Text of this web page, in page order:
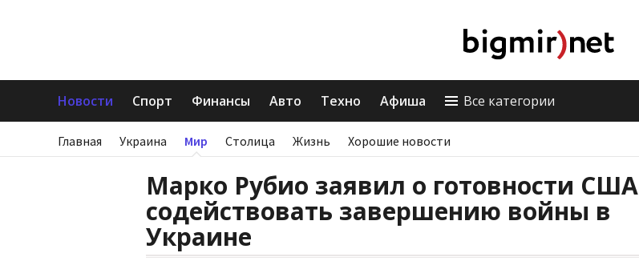
Новости Спорт Финансы Авто Техно Афиша Все категории
Главная Украина Мир Столица Жизнь Хорошие новости
Марко Рубио заявил о готовности США
содействовать завершению войны в
Украине